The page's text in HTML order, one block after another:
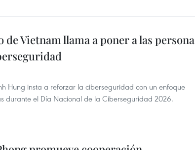
Vietnam llama a poner a las
Hung insta a reforzar la ciberseguridad con un enfoque
durante el Día Nacional de la Ciberseguridad 2026.